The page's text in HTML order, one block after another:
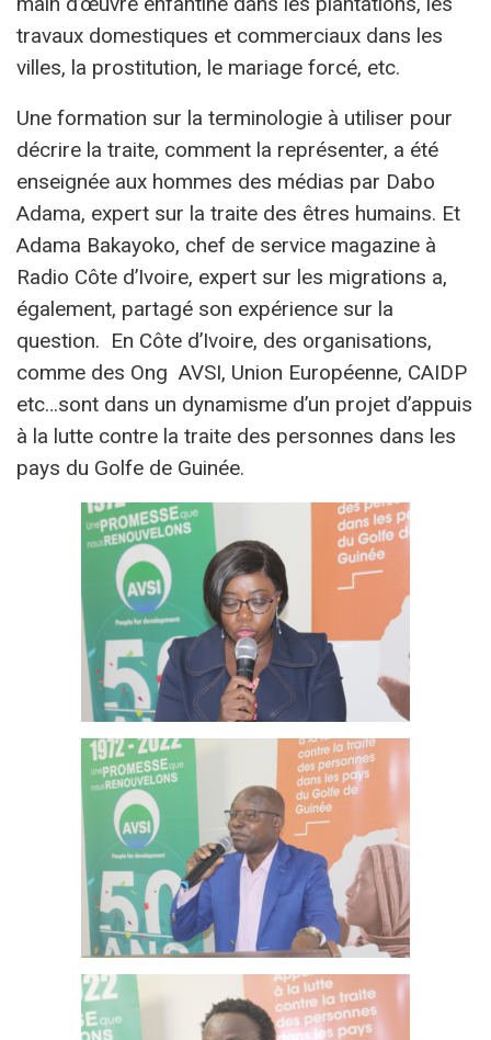
travaux domestiques et commerciaux dans les
villes, la prostitution, le mariage forcé, etc.
Une formation sur la terminologie à utiliser pour
décrire la traite, comment la représenter, a été
enseignée aux hommes des médias par Dabo
Adama, expert sur la traite des êtres humains. Et
Adama Bakayoko, chef de service magazine à
Radio Côte d’Ivoire, expert sur les migrations a,
également, partagé son expérience sur la
question. En Côte d’Ivoire, des organisations,
comme des Ong AVSI, Union Européenne, CAIDP
etc…sont dans un dynamisme d’un projet d’appuis
à la lutte contre la traite des personnes dans les
pays du Golfe de Guinée.